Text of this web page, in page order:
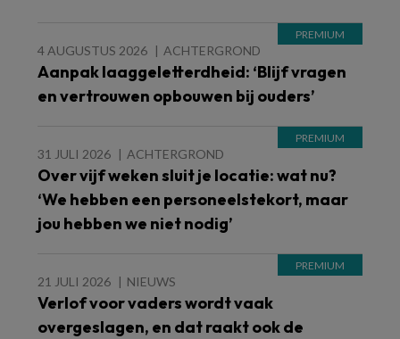
4 AUGUSTUS 2026 ACHTERGROND
Aanpak laaggeletterdheid: ‘Blijf vragen
en vertrouwen opbouwen bij ouders’
31 JULI 2026 ACHTERGROND
Over vijf weken sluit je locatie: wat nu?
‘We hebben een personeelstekort, maar
jou hebben we niet nodig’
21 JULI 2026 NIEUWS
Verlof voor vaders wordt vaak
overgeslagen, en dat raakt ook de